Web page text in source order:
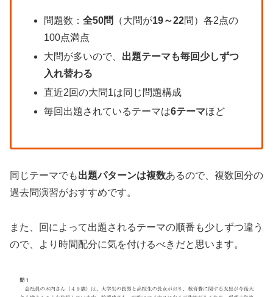
問題数：全50問 （大問が19～22問）各2点の
100点満点
大問が多いので、 出題テーマも毎回少しずつ
入れ替わる
直近2回の大問1は同じ問題構成
毎回出題されているテーマは6テーマほど
同じテーマでも出題パターンは複数あるので、複数回分の
過去問演習がおすすめです。
また、回によって出題されるテーマの順番も少しずつ違う
ので、より時間配分に気を付けるべきだと思います。